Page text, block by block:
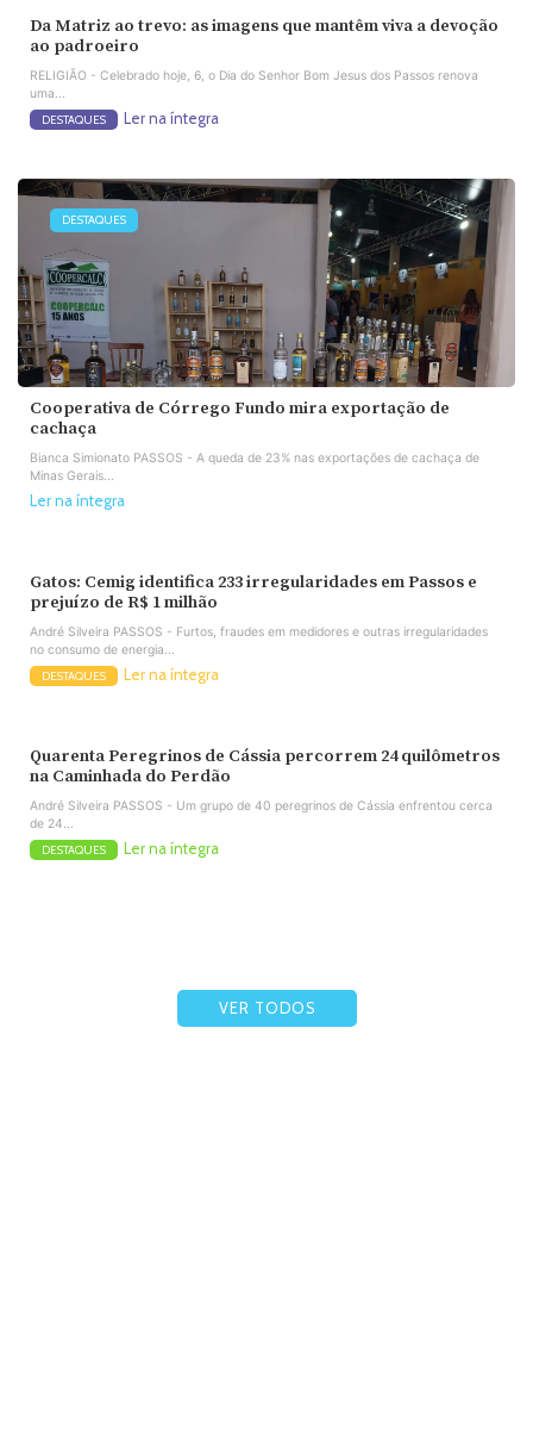
Da Matriz ao trevo: as imagens que mantêm viva a devoção
ao padroeiro
RELIGIÃO - Celebrado hoje, 6, o Dia do Senhor Bom Jesus dos Passos renova
uma...
DESTAQUES Ler na íntegra
DESTAQUES
Cooperativa de Córrego Fundo mira exportação de
cachaça
Bianca Simionato PASSOS - A queda de 23% nas exportações de cachaça de
Minas Gerais...
Ler na íntegra
Gatos: Cemig identifica 233 irregularidades em Passos e
prejuízo de R$ 1 milhão
André Silveira PASSOS - Furtos, fraudes em medidores e outras irregularidades
no consumo de energia...
DESTAQUES Ler na íntegra
Quarenta Peregrinos de Cássia percorrem 24 quilômetros
na Caminhada do Perdão
André Silveira PASSOS - Um grupo de 40 peregrinos de Cássia enfrentou cerca
de 24...
DESTAQUES Ler na íntegra
VER TODOS